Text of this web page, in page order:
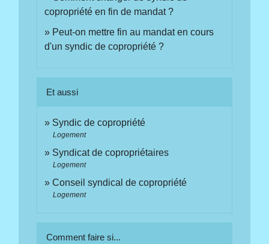
copropriété en fin de mandat ?
Peut-on mettre fin au mandat en cours
d'un syndic de copropriété ?
Et aussi
Syndic de copropriété
Logement
Syndicat de copropriétaires
Logement
Conseil syndical de copropriété
Logement
Comment faire si...